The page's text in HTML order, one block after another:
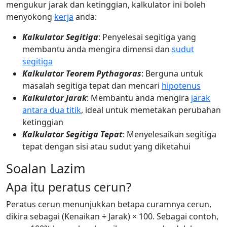
mengukur jarak dan ketinggian, kalkulator ini boleh
menyokong kerja anda:
Kalkulator Segitiga: Penyelesai segitiga yang
membantu anda mengira dimensi dan sudut
segitiga
Kalkulator Teorem Pythagoras: Berguna untuk
masalah segitiga tepat dan mencari hipotenus
Kalkulator Jarak: Membantu anda mengira jarak
antara dua titik, ideal untuk memetakan perubahan
ketinggian
Kalkulator Segitiga Tepat: Menyelesaikan segitiga
tepat dengan sisi atau sudut yang diketahui
Soalan Lazim
Apa itu peratus cerun?
Peratus cerun menunjukkan betapa curamnya cerun,
dikira sebagai (Kenaikan ÷ Jarak) × 100. Sebagai contoh,